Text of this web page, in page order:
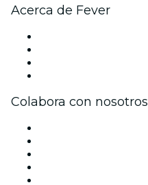
Acerca de Fever
Colabora con nosotros